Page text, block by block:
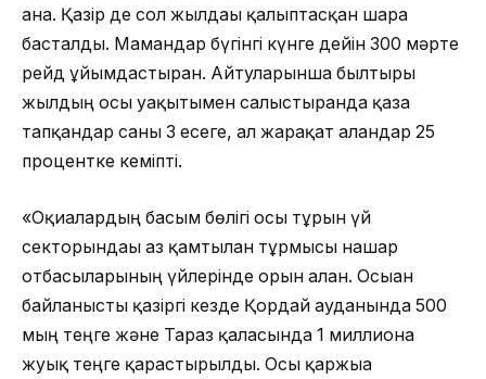
ғана. Қазір де сол жылдағы қалыптасқан шара
басталды. Мамандар бүгінгі күнге дейін 300 мәрте
рейд ұйымдастырған. Айтуларынша былтырғы
жылдың осы уақытымен салыстырғанда қаза
тапқандар саны 3 есеге, ал жарақат алғандар 25
процентке кеміпті.
«Оқиғалардың басым бөлігі осы тұрғын үй
секторындағы аз қамтылған тұрмысы нашар
отбасыларының үйлерінде орын алған. Осыған
байланысты қазіргі кезде Қордай ауданында 500
мың теңге және Тараз қаласында 1 миллионға
жуық теңге қарастырылды. Осы қаржыға